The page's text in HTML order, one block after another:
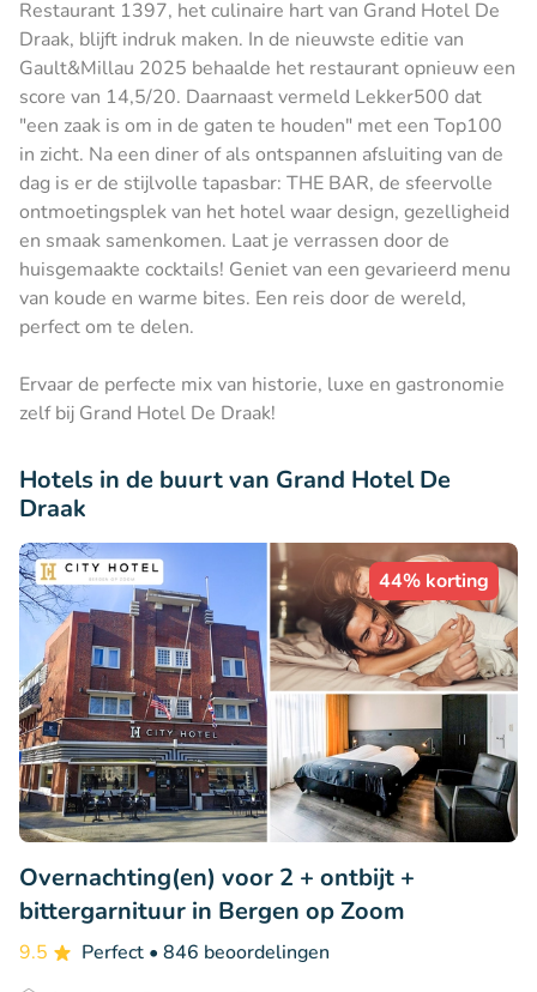
Restaurant 1397, het culinaire hart van Grand Hotel De
Draak, blijft indruk maken. In de nieuwste editie van
Gault&Millau 2025 behaalde het restaurant opnieuw een
score van 14,5/20. Daarnaast vermeld Lekker500 dat
"een zaak is om in de gaten te houden" met een Top100
in zicht. Na een diner of als ontspannen afsluiting van de
dag is er de stijlvolle tapasbar: THE BAR, de sfeervolle
ontmoetingsplek van het hotel waar design, gezelligheid
en smaak samenkomen. Laat je verrassen door de
huisgemaakte cocktails! Geniet van een gevarieerd menu
van koude en warme bites. Een reis door de wereld,
perfect om te delen.
Ervaar de perfecte mix van historie, luxe en gastronomie
zelf bij Grand Hotel De Draak!
Hotels in de buurt van Grand Hotel De
Draak
44% korting
Overnachting(en) voor 2 + ontbijt +
bittergarnituur in Bergen op Zoom
9.5 Perfect • 846 beoordelingen